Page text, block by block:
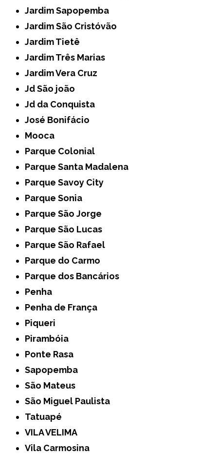
Jardim Sapopemba
Jardim São Cristóvão
Jardim Tietê
Jardim Três Marias
Jardim Vera Cruz
Jd São joão
Jd da Conquista
José Bonifácio
Mooca
Parque Colonial
Parque Santa Madalena
Parque Savoy City
Parque Sonia
Parque São Jorge
Parque São Lucas
Parque São Rafael
Parque do Carmo
Parque dos Bancários
Penha
Penha de França
Piqueri
Pirambóia
Ponte Rasa
Sapopemba
São Mateus
São Miguel Paulista
Tatuapé
VILA VELIMA
Vila Carmosina